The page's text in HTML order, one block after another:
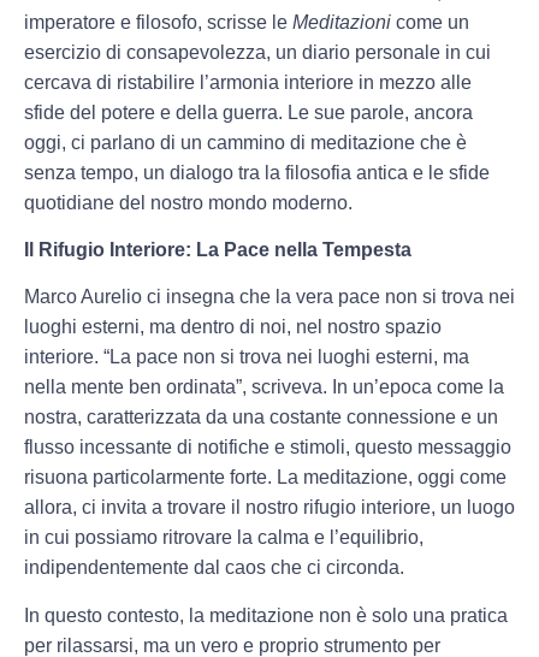
imperatore e filosofo, scrisse le Meditazioni come un
esercizio di consapevolezza, un diario personale in cui
cercava di ristabilire l’armonia interiore in mezzo alle
sfide del potere e della guerra. Le sue parole, ancora
oggi, ci parlano di un cammino di meditazione che è
senza tempo, un dialogo tra la filosofia antica e le sfide
quotidiane del nostro mondo moderno.
Il Rifugio Interiore: La Pace nella Tempesta
Marco Aurelio ci insegna che la vera pace non si trova nei
luoghi esterni, ma dentro di noi, nel nostro spazio
interiore. “La pace non si trova nei luoghi esterni, ma
nella mente ben ordinata”, scriveva. In un’epoca come la
nostra, caratterizzata da una costante connessione e un
flusso incessante di notifiche e stimoli, questo messaggio
risuona particolarmente forte. La meditazione, oggi come
allora, ci invita a trovare il nostro rifugio interiore, un luogo
in cui possiamo ritrovare la calma e l’equilibrio,
indipendentemente dal caos che ci circonda.
In questo contesto, la meditazione non è solo una pratica
per rilassarsi, ma un vero e proprio strumento per